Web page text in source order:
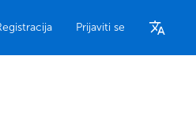
Prijaviti se